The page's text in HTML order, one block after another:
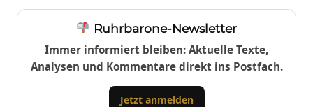
Ruhrbarone-Newsletter
Immer informiert bleiben: Aktuelle Texte,
Analysen und Kommentare direkt ins Postfach.
Jetzt anmelden